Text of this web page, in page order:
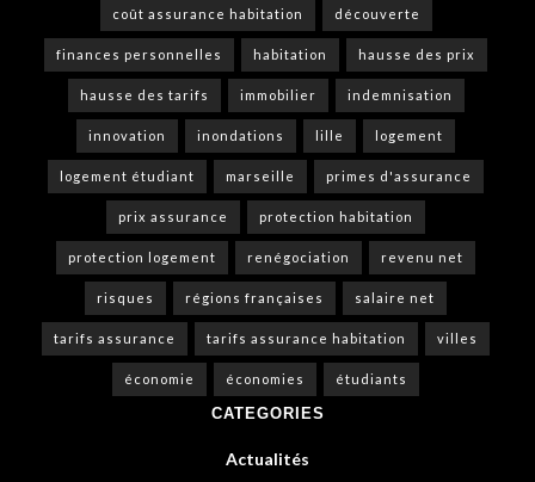
coût assurance habitation découverte
finances personnelles habitation hausse des prix
hausse des tarifs immobilier indemnisation
innovation inondations lille logement
logement étudiant marseille primes d'assurance
prix assurance protection habitation
protection logement renégociation revenu net
risques régions françaises salaire net
tarifs assurance tarifs assurance habitation villes
économie économies étudiants
CATEGORIES
Actualités